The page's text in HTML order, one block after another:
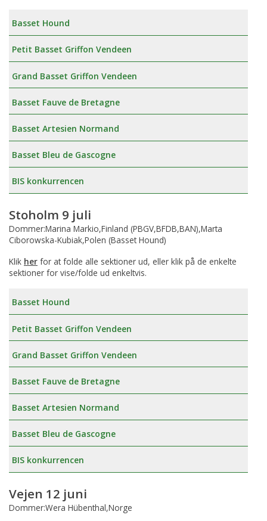
Basset Hound
Petit Basset Griffon Vendeen
Grand Basset Griffon Vendeen
Basset Fauve de Bretagne
Basset Artesien Normand
Basset Bleu de Gascogne
BIS konkurrencen
Stoholm 9 juli
Dommer:Marina Markio,Finland (PBGV,BFDB,BAN),Marta
Ciborowska-Kubiak,Polen (Basset Hound)
Klik her for at folde alle sektioner ud, eller klik på de enkelte
sektioner for vise/folde ud enkeltvis.
Basset Hound
Petit Basset Griffon Vendeen
Grand Basset Griffon Vendeen
Basset Fauve de Bretagne
Basset Artesien Normand
Basset Bleu de Gascogne
BIS konkurrencen
Vejen 12 juni
Dommer:Wera Hübenthal,Norge